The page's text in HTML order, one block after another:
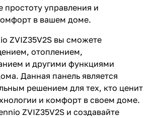
управления и
в вашем доме.
ZVIZ35V2S вы сможете
отоплением,
и другими функциями
Данная панель является
решением для тех, кто ценит
и комфорт в своем доме.
ZVIZ35V2S и создавайте